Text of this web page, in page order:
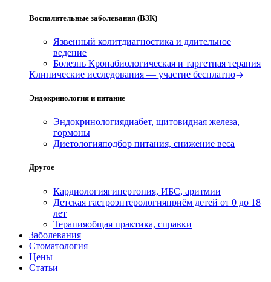
Воспалительные заболевания (ВЗК)
Язвенный колитдиагностика и длительное
ведение
Болезнь Кронабиологическая и таргетная терапия
Клинические исследования — участие бесплатно
Эндокринология и питание
Эндокринологиядиабет, щитовидная железа,
гормоны
Диетологияподбор питания, снижение веса
Другое
Кардиологиягипертония, ИБС, аритмии
Детская гастроэнтерологияприём детей от 0 до 18
лет
Терапияобщая практика, справки
Заболевания
Стоматология
Цены
Статьи